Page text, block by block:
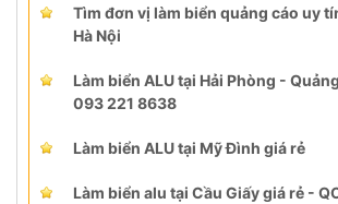
Tìm đơn vị làm biển quảng cáo uy
Hà Nội
Làm biển ALU tại Hải Phòng -
093 221 8638
Làm biển ALU tại Mỹ Đình giá rẻ
Làm biển alu tại Cầu Giấy giá rẻ -